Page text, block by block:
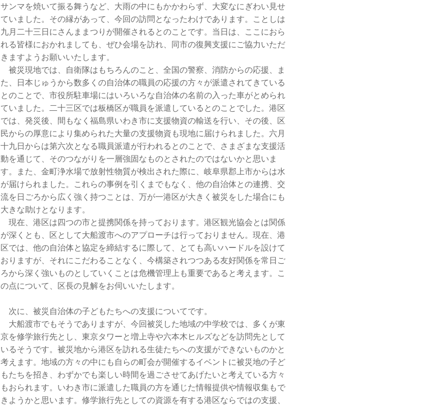
サンマを焼いて振る舞うなど、大雨の中にもかかわらず、大変なにぎわい見せ
ていました。その縁があって、今回の訪問となったわけであります。ことしは
九月二十三日にさんままつりが開催されるとのことです。当日は、ここにおら
れる皆様におかれましても、ぜひ会場を訪れ、同市の復興支援にご協力いただ
きますようお願いいたします。
被災現地では、自衛隊はもちろんのこと、全国の警察、消防からの応援、ま
た、日本じゅうから数多くの自治体の職員の応援の方々が派遣されてきている
とのことで、市役所駐車場にはいろいろな自治体の名前の入った車がとめられ
ていました。二十三区では板橋区が職員を派遣しているとのことでした。港区
では、発災後、間もなく福島県いわき市に支援物資の輸送を行い、その後、区
民からの厚意により集められた大量の支援物資も現地に届けられました。六月
十九日からは第六次となる職員派遣が行われるとのことで、さまざまな支援活
動を通じて、そのつながりを一層強固なものとされたのではないかと思いま
す。また、金町浄水場で放射性物質が検出された際に、岐阜県郡上市からは水
が届けられました。これらの事例を引くまでもなく、他の自治体との連携、交
流を日ごろから広く強く持つことは、万が一港区が大きく被災をした場合にも
大きな助けとなります。
現在、港区は四つの市と提携関係を持っております。港区観光協会とは関係
が深くとも、区として大船渡市へのアプローチは行っておりません。現在、港
区では、他の自治体と協定を締結するに際して、とても高いハードルを設けて
おりますが、それにこだわることなく、今構築されつつある友好関係を常日ご
ろから深く強いものとしていくことは危機管理上も重要であると考えます。こ
の点について、区長の見解をお伺いいたします。
次に、被災自治体の子どもたちへの支援についてです。
大船渡市でもそうでありますが、今回被災した地域の中学校では、多くが東
京を修学旅行先とし、東京タワーと増上寺や六本木ヒルズなどを訪問先として
いるそうです。被災地から港区を訪れる生徒たちへの支援ができないものかと
考えます。地域の方々の中にも自らの町会が開催するイベントに被災地の子ど
もたちを招き、わずかでも楽しい時間を過ごさせてあげたいと考えている方々
もおられます。いわき市に派遣した職員の方を通じた情報提供や情報収集もで
きようかと思います。修学旅行先としての資源を有する港区ならではの支援、